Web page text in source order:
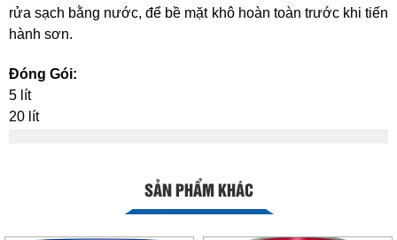
rửa sạch bằng nước, để bề mặt khô hoàn toàn trước khi tiến
hành sơn.
Đóng Gói:
5 lít
20 lít
SẢN PHẨM KHÁC